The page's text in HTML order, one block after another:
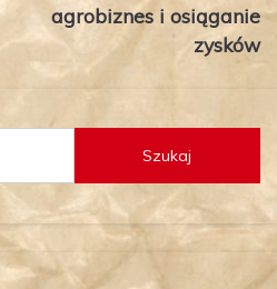
agrobiznes i osiąganie
zysków
Szukaj